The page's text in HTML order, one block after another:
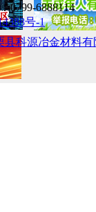
0799-6888114
号-1
县科源冶金材料